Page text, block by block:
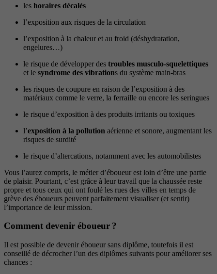
les horaires décalés
l’exposition aux risques de la circulation
l’exposition à la chaleur et au froid (déshydratation,
engelures…)
le risque de développer des troubles musculo-squelettiques
et le syndrome des vibrations du système main-bras
les risques de coupure en raison de l’exposition à des
matériaux comme le verre, la ferraille ou encore les seringues
le risque d’exposition à des produits irritants ou toxiques
l’exposition à la pollution aérienne et sonore, augmentant les
risques de surdité
le risque d’altercations, notamment avec les automobilistes
Vous l’aurez compris, le métier d’éboueur est loin d’être une partie
de plaisir. Pourtant, c’est grâce à leur travail que la chaussée reste
propre et tous ceux qui ont foulé les rues des villes en temps de
grève des éboueurs peuvent parfaitement visualiser (et sentir)
l’importance de leur mission.
Comment devenir éboueur ?
Il est possible de devenir éboueur sans diplôme, toutefois il est
conseillé de décrocher l’un des diplômes suivants pour améliorer ses
chances :